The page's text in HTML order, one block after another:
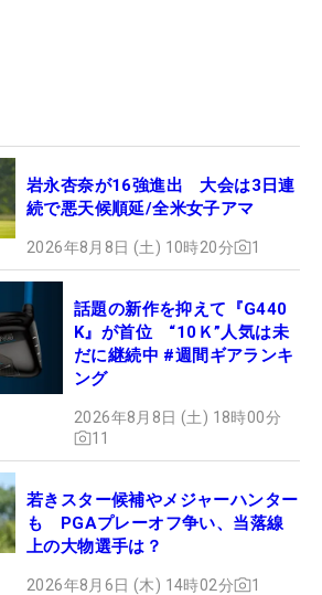
岩永杏奈が16強進出 大会は3日連
続で悪天候順延/全米女子アマ
2026年8月8日 (土) 10時20分 1
話題の新作を抑えて『G440
K』が首位 “10Ｋ”人気は未
だに継続中 #週間ギアランキ
ング
2026年8月8日 (土) 18時00分
11
若きスター候補やメジャーハンター
も PGAプレーオフ争い、当落線
上の大物選手は？
2026年8月6日 (木) 14時02分 1